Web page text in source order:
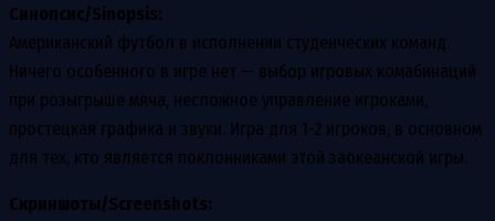
Синопсис/Sinopsis:
Американский футбол в исполнении студенческих команд.
Ничего особенного в игре нет — выбор игровых комабинаций
при розыгрыше мяча, несложное управление игроками,
простецкая графика и звуки. Игра для 1-2 игроков, в основном
для тех, кто является поклонниками этой заокеанской игры.
Скриншоты/Screenshots: